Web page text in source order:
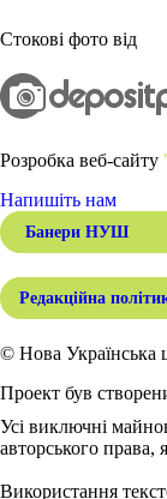
Стокові фото від
Розробка веб-сайту
Напишіть нам
Банери НУШ
Редакційна
© Нова Українська
Проект був
Усі виключні
авторського права,
Використання